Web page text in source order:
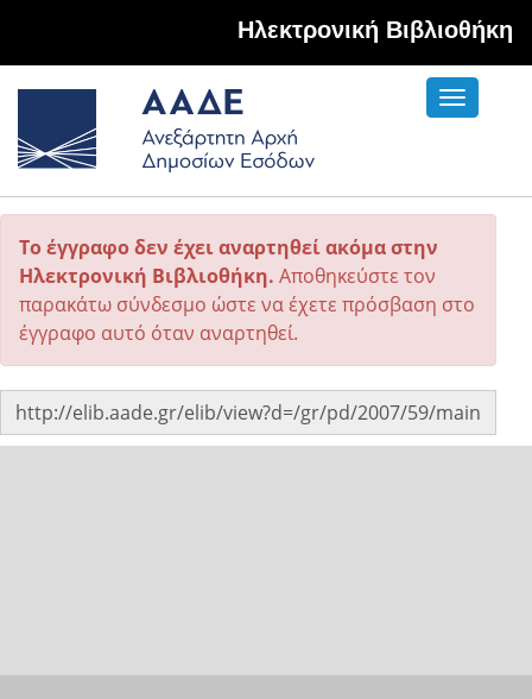
Hλεκτρονική Βιβλιοθήκη
Toggle
Το έγγραφο δεν έχει αναρτηθεί ακόμα στην
Ηλεκτρονική Βιβλιοθήκη. Αποθηκεύστε τον
παρακάτω σύνδεσμο ώστε να έχετε πρόσβαση στο
έγγραφο αυτό όταν αναρτηθεί.